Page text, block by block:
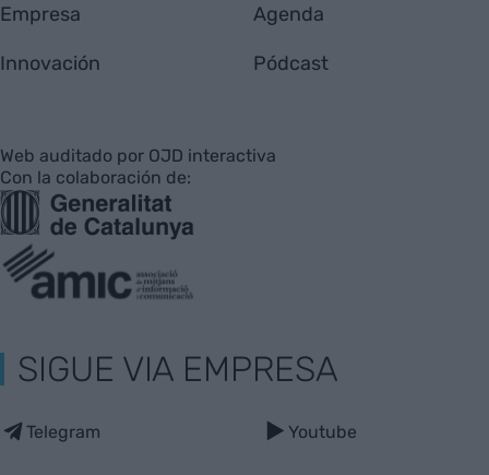
Empresa
Innovación
Agenda
Pódcast
Web auditado por OJD interactiva
Con la colaboración de:
SIGUE VIA EMPRESA
Telegram Youtube